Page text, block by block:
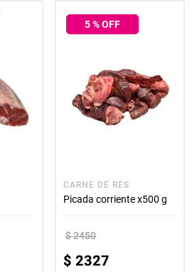
5% OFF
CARNE DE RES
Picada corriente x500 g
$2450
$ 2327